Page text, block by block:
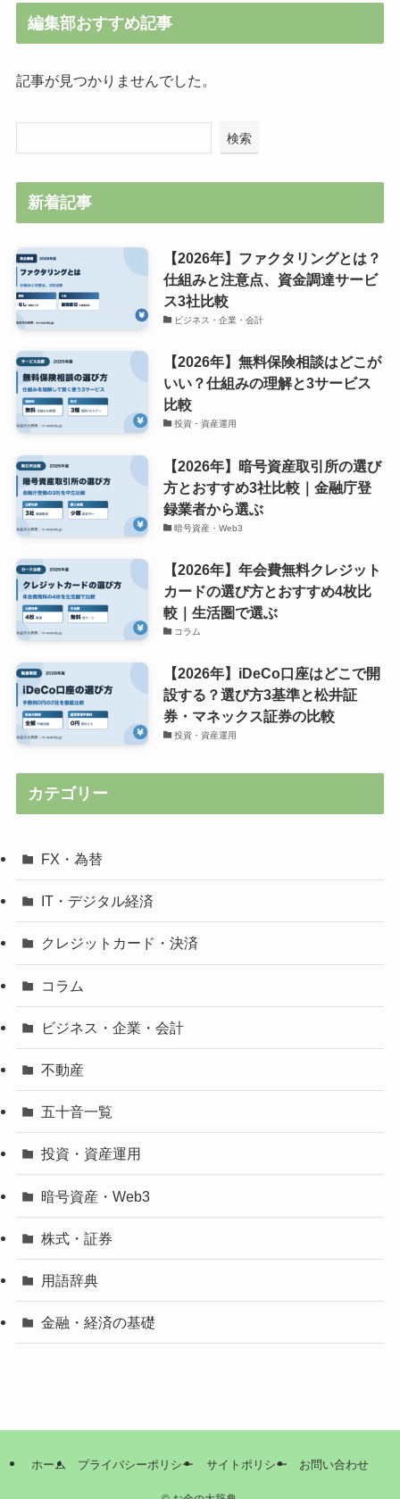
編集部おすすめ記事
記事が見つかりませんでした。
検索
新着記事
【2026年】ファクタリングとは？
仕組みと注意点、資金調達サービ
ス3社比較
ビジネス・企業・会計
【2026年】無料保険相談はどこが
いい？仕組みの理解と3サービス
比較
投資・資産運用
【2026年】暗号資産取引所の選び
方とおすすめ3社比較｜金融庁登
録業者から選ぶ
暗号資産・Web3
【2026年】年会費無料クレジット
カードの選び方とおすすめ4枚比
較｜生活圏で選ぶ
コラム
【2026年】iDeCo口座はどこで開
設する？選び方3基準と松井証
券・マネックス証券の比較
投資・資産運用
カテゴリー
FX・為替
IT・デジタル経済
クレジットカード・決済
コラム
ビジネス・企業・会計
不動産
五十音一覧
投資・資産運用
暗号資産・Web3
株式・証券
用語辞典
金融・経済の基礎
ホーム プライバシーポリシー サイトポリシー お問い合わせ